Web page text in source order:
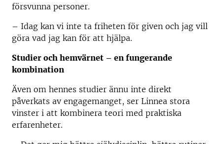
försvunna personer.
– Idag kan vi inte ta friheten för given och jag vill
göra vad jag kan för att hjälpa.
Studier och hemvärnet – en fungerande
kombination
Även om hennes studier ännu inte direkt
påverkats av engagemanget, ser Linnea stora
vinster i att kombinera teori med praktiska
erfarenheter.